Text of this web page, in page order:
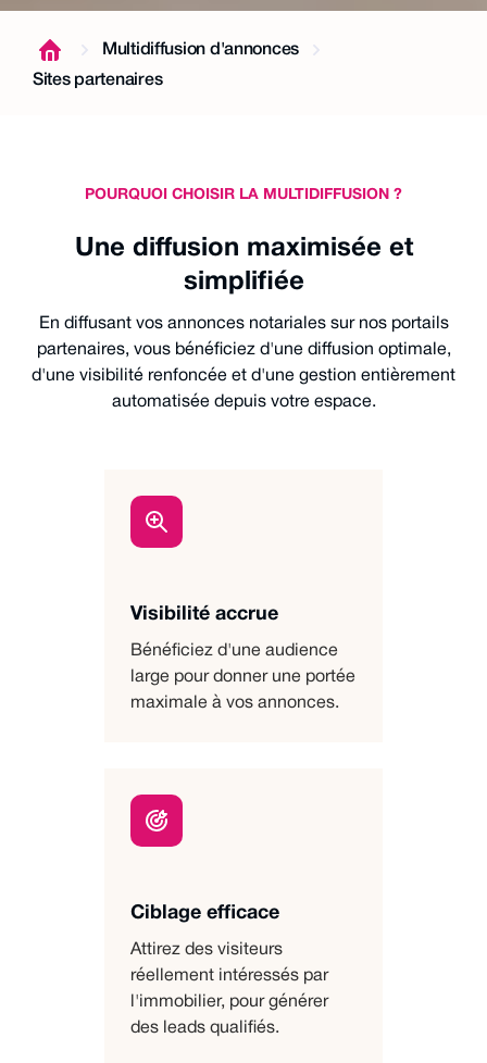
Multidiffusion d'annonces
Sites partenaires
POURQUOI CHOISIR LA MULTIDIFFUSION ?
Une diffusion maximisée et
simplifiée
En diffusant vos annonces notariales sur nos portails
partenaires, vous bénéficiez d'une diffusion optimale,
d'une visibilité renfoncée et d'une gestion entièrement
automatisée depuis votre espace.
Visibilité accrue
Bénéficiez d'une audience
large pour donner une portée
maximale à vos annonces.
Ciblage efficace
Attirez des visiteurs
réellement intéressés par
l'immobilier, pour générer
des leads qualifiés.